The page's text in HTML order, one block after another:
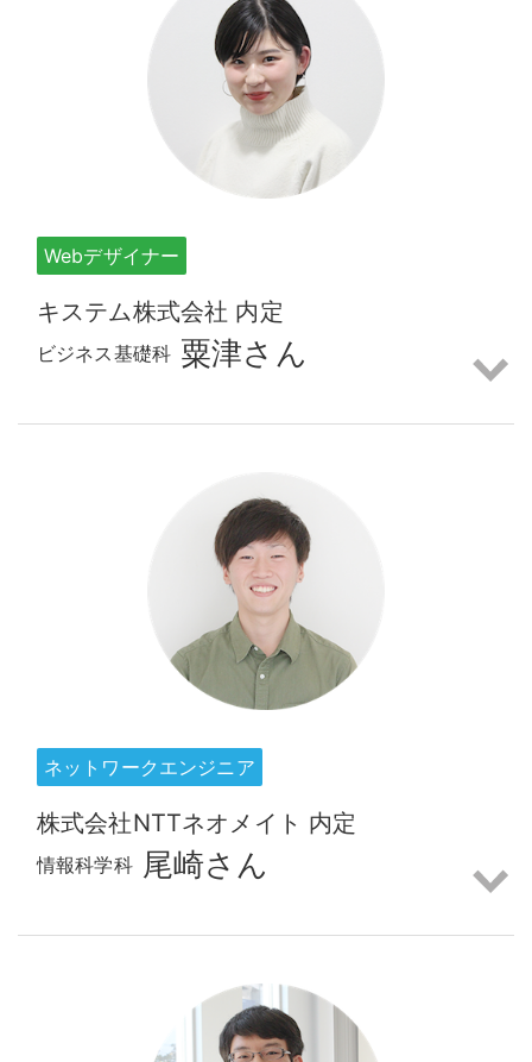
Webデザイナー
キステム株式会社 内定
ビジネス基礎科 粟津さん
ネットワークエンジニア
株式会社NTTネオメイト 内定
情報科学科 尾崎さん